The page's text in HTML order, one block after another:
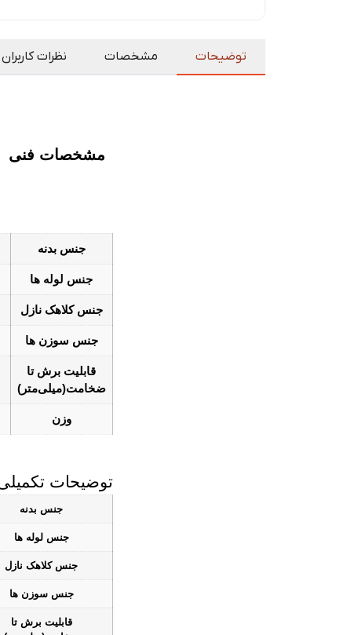
توضیحات مشخصات نظرات کاربران
مشخصات فنی
جنس بدنه
جنس لوله ها
جنس کلاهک نازل
جنس سوزن ها
قابلیت برش تا
ضخامت(میلی‌متر)
وزن
توضیحات
جنس بدنه
جنس لوله ها
جنس کلاهک نازل
جنس سوزن ها
قابلیت برش تا